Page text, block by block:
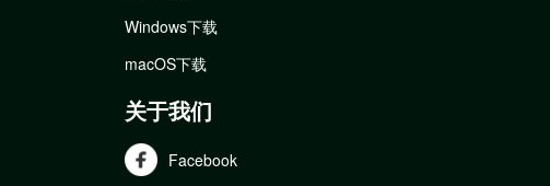
Windows下载
macOS下载
关于我们
Facebook